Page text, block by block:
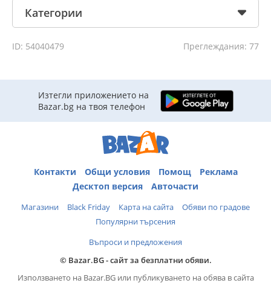
Категории
ID: 54040479 Преглеждания: 77
Изтегли приложението на
Bazar.bg на твоя телефон
Контакти Общи условия Помощ
Реклама
Десктоп версия
Авточасти
Магазини Black Friday Карта на сайта
Обяви по градове
Популярни търсения
Въпроси и предложения
© Bazar.BG - сайт за безплатни обяви.
Използването на Bazar.BG или публикуването на обява в сайта